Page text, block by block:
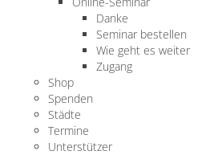
Danke
Seminar bestellen
Wie geht es weiter
Zugang
Shop
Spenden
Städte
Termine
Unterstützer